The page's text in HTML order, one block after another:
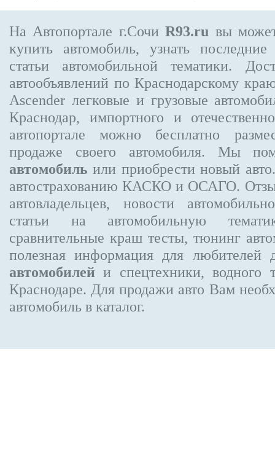
На Автопортале г.СочиR93.ru вы
купить автомобиль, узнать
статьи автомобильной тематики.
автообъявлений по Краснодарскому
Ascender легковые и грузовые
Краснодар, импортного и
автопортале можно бесплатно
продаже своего автомобиля. Мы
автомобиль или приобрести новый
автострахованию КАСКО и ОСАГО.
автовладельцев, новости
статьи на автомобильную
сравнительные краш тесты, тюнинг
полезная информация для любителей
автомобилей и спецтехники, водного
Краснодаре. Для продажи авто Вам
автомобиль в каталог.